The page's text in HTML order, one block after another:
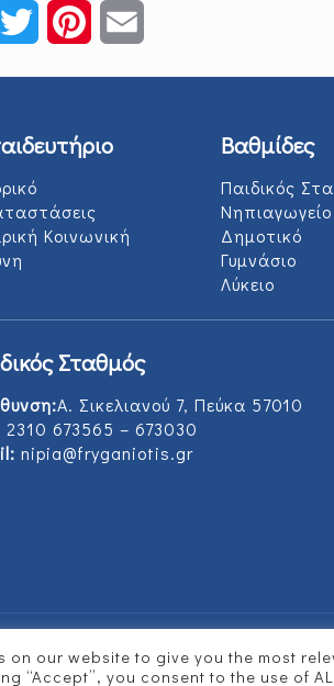
Twitter Pinterest
Κοινωνική
Βαθμίδες
Παιδικός
Νηπιαγωγείο
Δημοτικό
Γυμνάσιο
Λύκειο
Σταθμός
Α. Σικελιανού 7, Πεύκα 57010
2310 673565 – 673030
nipia@fryganiotis.gr
Φρυγανιώτη -
on our website to give you the most
“Accept”, you consent to the use of